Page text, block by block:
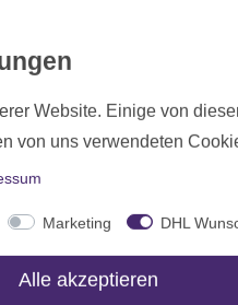
In den
Website. Einige von
von uns verwendeten
Marketing DHL
Alle akzeptieren